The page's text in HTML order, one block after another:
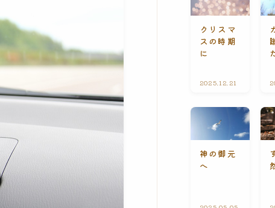
クリスマ
スの時期
に
2025.12.21
て
神の御元
へ